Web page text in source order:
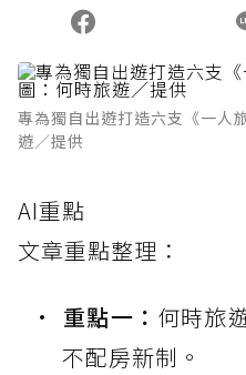
您當前剩餘 U 利點數
專為獨自出遊打造六支《一
遊／提供
AI重點
文章重點整理：
重點一： 何時旅
不配房新制。